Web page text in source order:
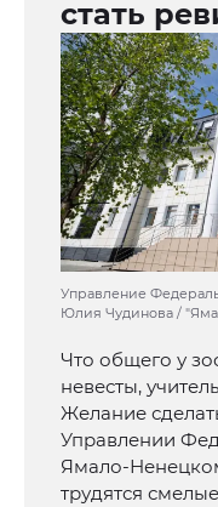
стать
Управление
Юлия Чудинова /
Что общего у
невесты,
Желание
Управлении
Ямало-
трудятся